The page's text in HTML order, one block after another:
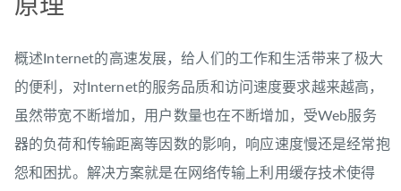
原理
概述Internet的高速发展，给人们的工作和生活带来了极大
的便利，对Internet的服务品质和访问速度要求越来越高，
虽然带宽不断增加，用户数量也在不断增加，受Web服务
器的负荷和传输距离等因数的影响，响应速度慢还是经常抱
怨和困扰。解决方案就是在网络传输上利用缓存技术使得